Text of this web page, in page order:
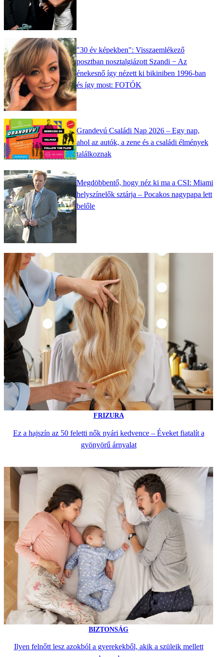
"30 év képekben": Visszaemlékező
posztban nosztalgiázott Szandi − Az
énekesnő így nézett ki bikiniben 1996-ban
és így most: FOTÓK
Grandevú Családi Nap 2026 – Egy nap,
ahol az autók, a zene és a családi élmények
találkoznak
Megdöbbentő, hogy néz ki ma a CSI: Miami
helyszínelők sztárja – Pocakos nagypapa lett
belőle
FRIZURA
Ez a hajszín az 50 feletti nők nyári kedvence – Éveket fiatalít a
gyönyörű árnyalat
BIZTONSÁG
Ilyen felnőtt lesz azokból a gyerekekből, akik a szüleik mellett